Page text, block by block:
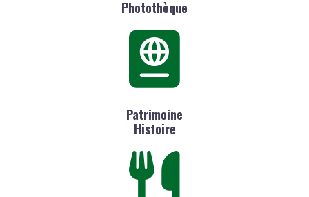
Photothèque
Patrimoine
Histoire